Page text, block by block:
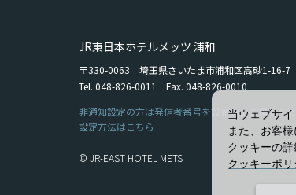
JR東日本ホテルメッツ 浦和
〒330-0063 埼玉県さいたま市浦和区高砂1-16-7
Tel. 048-826-0011 Fax. 048-826-0010
非通知設定の方は発信者番号を設定の上お電話く
設定方法はこちら
© JR-EAST HOTEL METS
当ウェブサ
また、お客
クッキーの
クッキーポリ